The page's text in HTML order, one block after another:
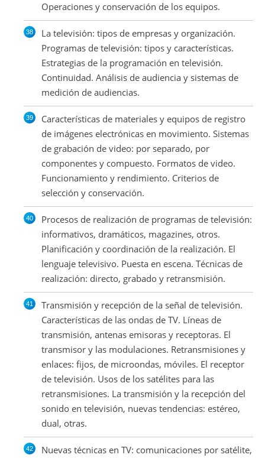
Operaciones y conservación de los equipos.
La televisión: tipos de empresas y organización.
Programas de televisión: tipos y características.
Estrategias de la programación en televisión.
Continuidad. Análisis de audiencia y sistemas de
medición de audiencias.
Características de materiales y equipos de registro
de imágenes electrónicas en movimiento. Sistemas
de grabación de video: por separado, por
componentes y compuesto. Formatos de video.
Funcionamiento y rendimiento. Criterios de
selección y conservación.
Procesos de realización de programas de televisión:
informativos, dramáticos, magazines, otros.
Planificación y coordinación de la realización. El
lenguaje televisivo. Puesta en escena. Técnicas de
realización: directo, grabado y retransmisión.
Transmisión y recepción de la señal de televisión.
Características de las ondas de TV. Líneas de
transmisión, antenas emisoras y receptoras. El
transmisor y las modulaciones. Retransmisiones y
enlaces: fijos, de microondas, móviles. El receptor
de televisión. Usos de los satélites para las
retransmisiones. La transmisión y la recepción del
sonido en televisión, nuevas tendencias: estéreo,
dual, otras.
Nuevas técnicas en TV: comunicaciones por satélite,